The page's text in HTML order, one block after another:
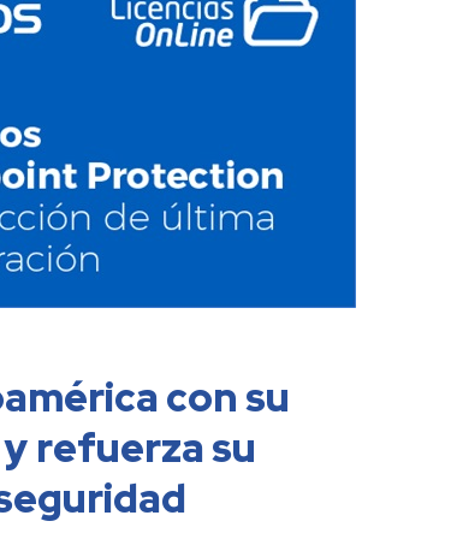
con su
refuerza su